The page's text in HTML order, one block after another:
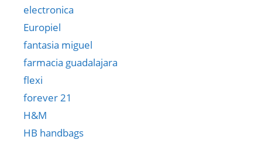
electronica
Europiel
fantasia miguel
farmacia guadalajara
flexi
forever 21
H&M
HB handbags